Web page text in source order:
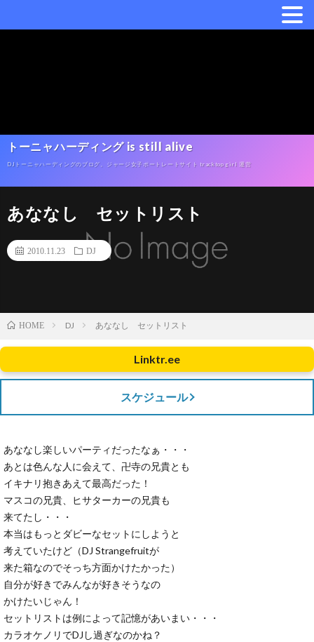
トーニャハーディング is still alive
DJトーニャハーディングのブログ。ジャージ女子ポートレートサイト tracktop girl 運営
あななし セットリスト
2010.11.23 DJ
HOME DJ あななし セットリスト
Linktr.ee
スケジュール
あななし楽しいパーティだったなぁ・・・
あとは色んな人に会えて、卍寺の兄貴とも
イキナリ抱きあえて最高だった！
マスコの兄貴、ヒサターカーの兄貴も
来てたし・・・
本当はもっとダビーなセットにしようと
考えていたけど（DJ Strangefruitが
来た箱なのでそっち方面かけたかった）
自分が好きでみんなが好きそうなの
かけたいじゃん！
セットリストは例によって記憶があいまい・・・
カラオケノリでDJし過ぎなのかね？